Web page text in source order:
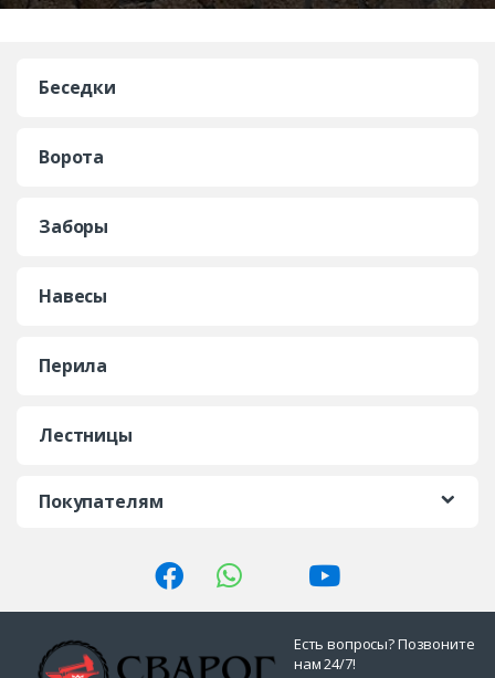
Беседки
Ворота
Заборы
Навесы
Перила
Лестницы
Покупателям
Есть вопросы? Позвоните
нам 24/7!